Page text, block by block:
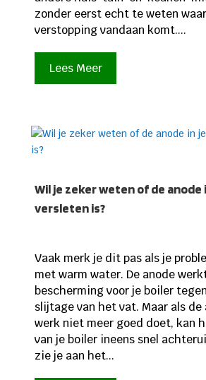
zonder eerst echt te weten
verstopping vandaan komt....
Lees Meer
Wil je zeker weten of de anode
versleten is?
Vaak merk je dit pas als je
met warm water. De anode
bescherming voor je boiler
slijtage van het vat. Maar als de
werk niet meer goed doet, kan
van je boiler ineens snel
zie je aan het...